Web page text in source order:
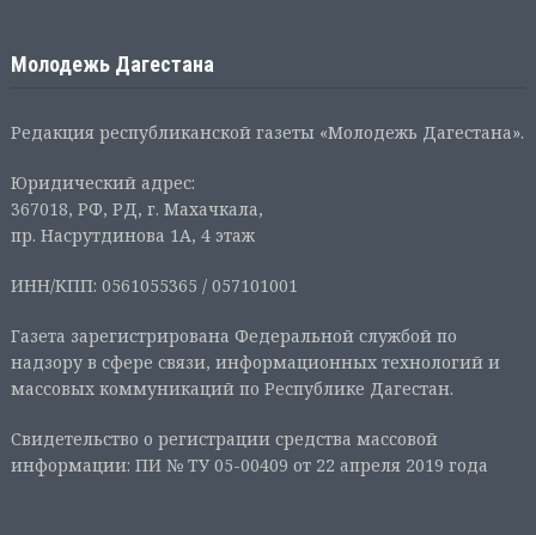
Молодежь Дагестана
Редакция республиканской газеты «Молодежь Дагестана».
Юридический адрес:
367018, РФ, РД, г. Махачкала,
пр. Насрутдинова 1А, 4 этаж
ИНН/КПП: 0561055365 / 057101001
Газета зарегистрирована Федеральной службой по
надзору в сфере связи, информационных технологий и
массовых коммуникаций по Республике Дагестан.
Свидетельство о регистрации средства массовой
информации: ПИ № ТУ 05-00409 от 22 апреля 2019 года